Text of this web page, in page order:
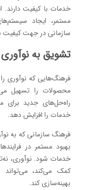
خدمات با کیفیت دارند.
مستمر، ایجاد
سازمانی در جهت
تشویق به نوآوری
فرهنگ‌هایی که نوآوری
محصولات را تسهیل
راه‌حل‌های جدید
خدمات را افزایش دهد.
فرهنگ سازمانی که به
بهبود مستمر در
خدمات شود. نوآوری،
کمک می‌کند، می‌تواند
بهینه‌سازی کند.